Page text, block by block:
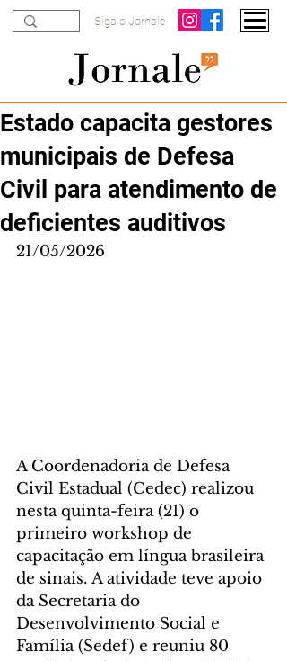
Siga o Jornale
Estado capacita gestores
municipais de Defesa
Civil para atendimento de
deficientes auditivos
21/05/2026
A Coordenadoria de Defesa
Civil Estadual (Cedec) realizou
nesta quinta-feira (21) o
primeiro workshop de
capacitação em língua brasileira
de sinais. A atividade teve apoio
da Secretaria do
Desenvolvimento Social e
Família (Sedef) e reuniu 80